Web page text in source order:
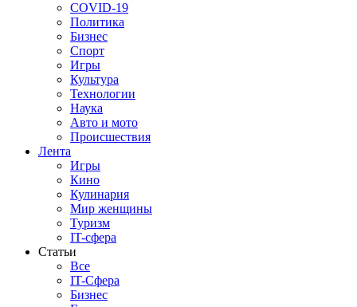
COVID-19
Политика
Бизнес
Спорт
Игры
Культура
Технологии
Наука
Авто и мото
Происшествия
Лента
Игры
Кино
Кулинария
Мир женщины
Туризм
IT-сфера
Статьи
Все
IT-Сфера
Бизнес